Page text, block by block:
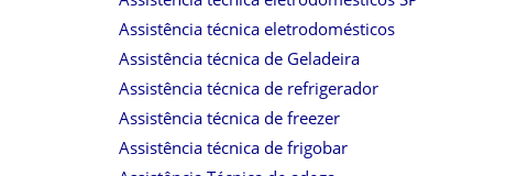
Assistência técnica eletrodomésticos
Assistência técnica de Geladeira
Assistência técnica de refrigerador
Assistência técnica de freezer
Assistência técnica de frigobar